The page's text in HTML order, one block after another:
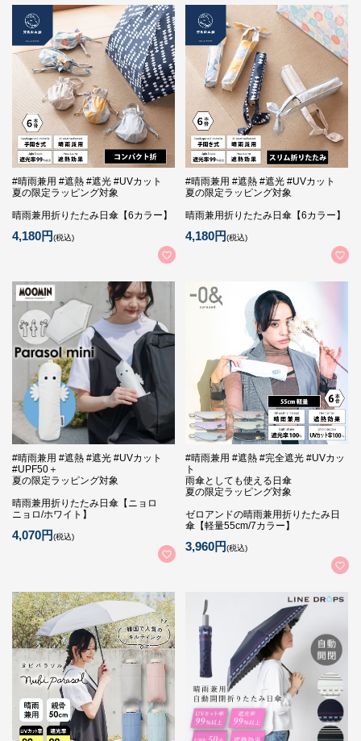
#晴雨兼用 #遮熱 #遮光 #UVカット
夏の限定ラッピング対象
晴雨兼用折りたたみ日傘【6カラー】
4,180円(税込)
#晴雨兼用 #遮熱 #遮光 #UVカット
夏の限定ラッピング対象
晴雨兼用折りたたみ日傘【6カラー】
4,180円(税込)
#晴雨兼用 #遮熱 #遮光 #UVカット
#UPF50＋
夏の限定ラッピング対象
晴雨兼用折りたたみ日傘【ニョロ
ニョロ/ホワイト】
4,070円(税込)
#晴雨兼用 #遮熱 #完全遮光 #UVカッ
ト
雨傘としても使える日傘
夏の限定ラッピング対象
ゼロアンドの晴雨兼用折りたたみ日
傘【軽量55cm/7カラー】
3,960円(税込)